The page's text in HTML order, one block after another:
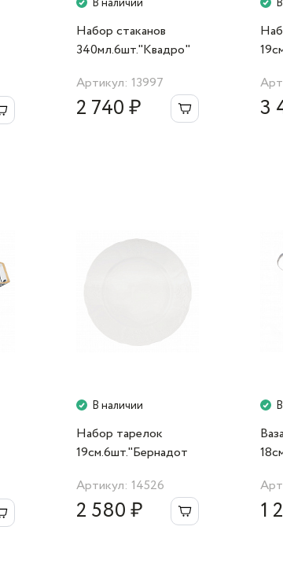
В наличии
Набор стаканов
340мл.6шт."Квадро"
Артикул: 13997
2 740 ₽ 3
В наличии
Набор тарелок
19см.6шт."Бернадот
Артикул: 14526
2 580 ₽ 1